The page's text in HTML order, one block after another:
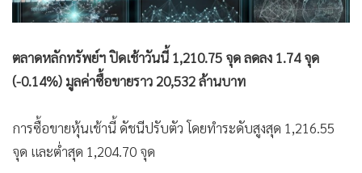
การเมือง
• กีฬา
• ต่างประเทศ
Special Scoop
• เศรษฐกิจ-ธุรกิจ
•
ตลาดหลักทรัพย์ฯ ปิดเช้าวันนี้ 1,210.75 จุด ลดลง 1.74 จุด
(-0.14%) มูลค่าซื้อขายราว 20,532 ล้านบาท
การซื้อขายหุ้นเช้านี้ ดัชนีปรับตัว โดยทำระดับสูงสุด 1,216.55
จุด และต่ำสุด 1,204.70 จุด